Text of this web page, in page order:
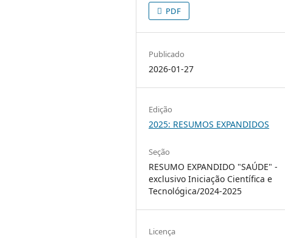
PDF
Publicado
2026-01-27
Edição
2025: RESUMOS EXPANDIDOS
Seção
RESUMO EXPANDIDO "SAÚDE" -
exclusivo Iniciação Científica e
Tecnológica/2024-2025
Licença